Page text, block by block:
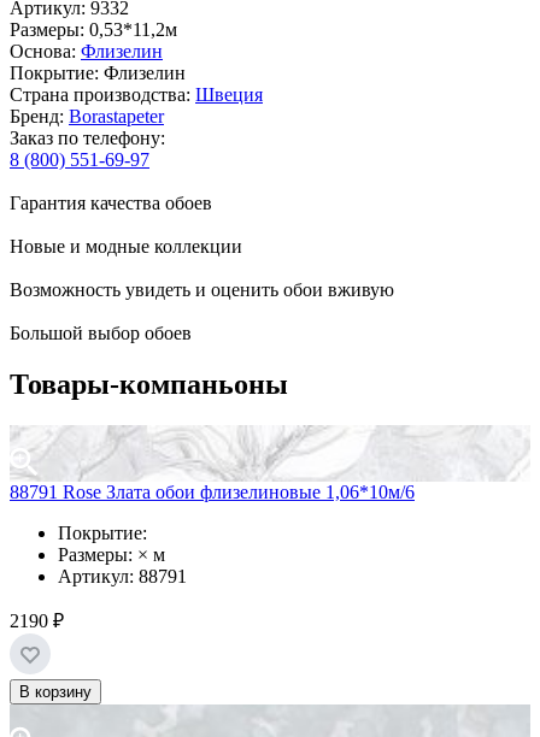
Артикул: 9332
Размеры: 0,53*11,2м
Основа: Флизелин
Покрытие: Флизелин
Страна производства: Швеция
Бренд: Borastapeter
Заказ по телефону:
8 (800) 551-69-97
Гарантия качества обоев
Новые и модные коллекции
Возможность увидеть и оценить обои вживую
Большой выбор обоев
Товары-компаньоны
88791 Rose Злата обои флизелиновые 1,06*10м/6
Покрытие:
Размеры: × м
Артикул: 88791
2190 ₽
В корзину